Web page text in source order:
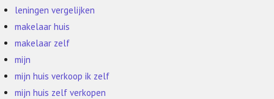
leningen vergelijken
makelaar huis
makelaar zelf
mijn
mijn huis verkoop ik zelf
mijn huis zelf verkopen